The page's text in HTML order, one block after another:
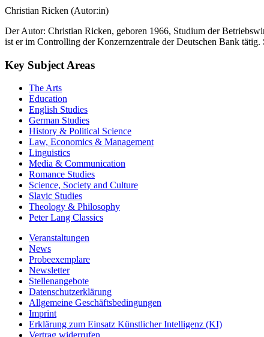
Christian Ricken (Autor:in)
Der Autor: Christian Ricken, geboren 1966, Studium der
ist er im Controlling der Konzernzentrale der Deutschen Bank
Key Subject Areas
The Arts
Education
English Studies
German Studies
History & Political Science
Law, Economics & Management
Linguistics
Media & Communication
Romance Studies
Science, Society and Culture
Slavic Studies
Theology & Philosophy
Peter Lang Classics
Veranstaltungen
News
Probeexemplare
Newsletter
Stellenangebote
Datenschutzerklärung
Allgemeine Geschäftsbedingungen
Imprint
Erklärung zum Einsatz Künstlicher Intelligenz (KI)